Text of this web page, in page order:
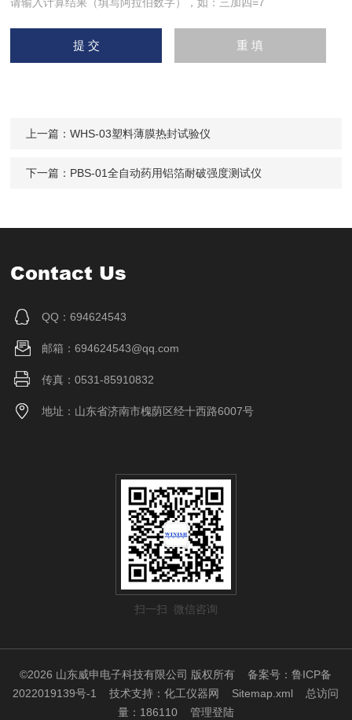
上一篇：WHS-03塑料薄膜热封试验仪
下一篇： PBS-01全自动药用铝箔耐破强度测试仪
Contact Us
QQ：694624543
邮箱：694624543@qq.com
传真：0531-85910832
地址：山东省济南市槐荫区经十西路6007号
扫一扫 微信咨询
©2026 山东威申电子科技有限公司 版权所有备案号：鲁ICP备
2022019139号-1
技术支持：化工仪器网 Sitemap.xml 总访问
量：186110 管理登陆